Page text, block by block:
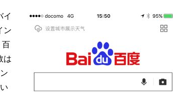
イ
ン
百
は